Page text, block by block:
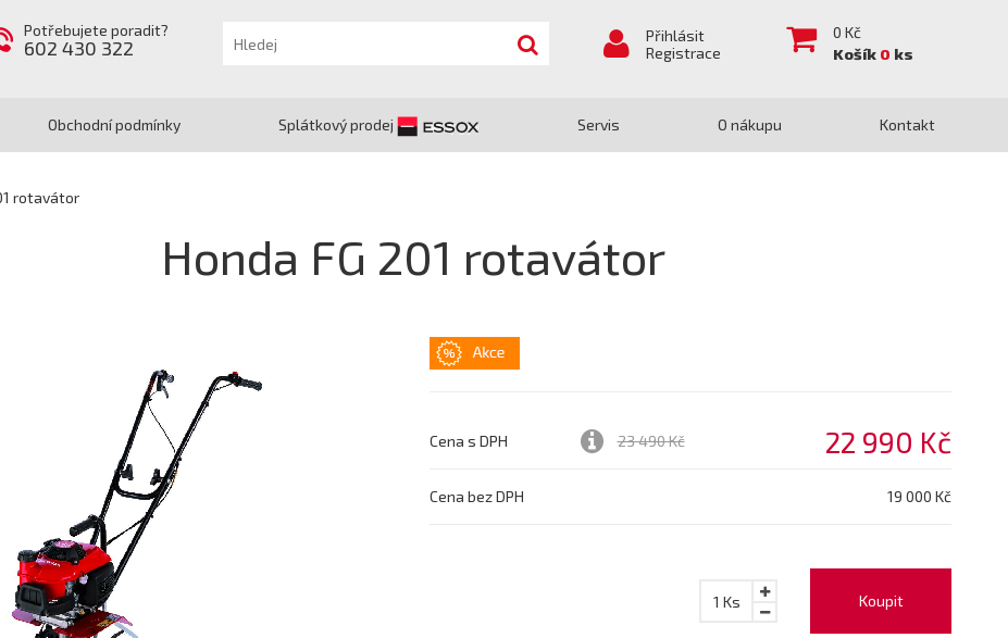
Potřebujete poradit?
602 430 322
Přihlásit
Registrace
0 Kč
Košík 0 ks
Obchodní podmínky Splátkový prodej Servis O nákupu Kontakt
rotavátor
Honda FG 201 rotavátor
Cena s DPH 23 490 Kč 22 990 Kč
Cena bez DPH 19 000 Kč
Koupit
1 Ks